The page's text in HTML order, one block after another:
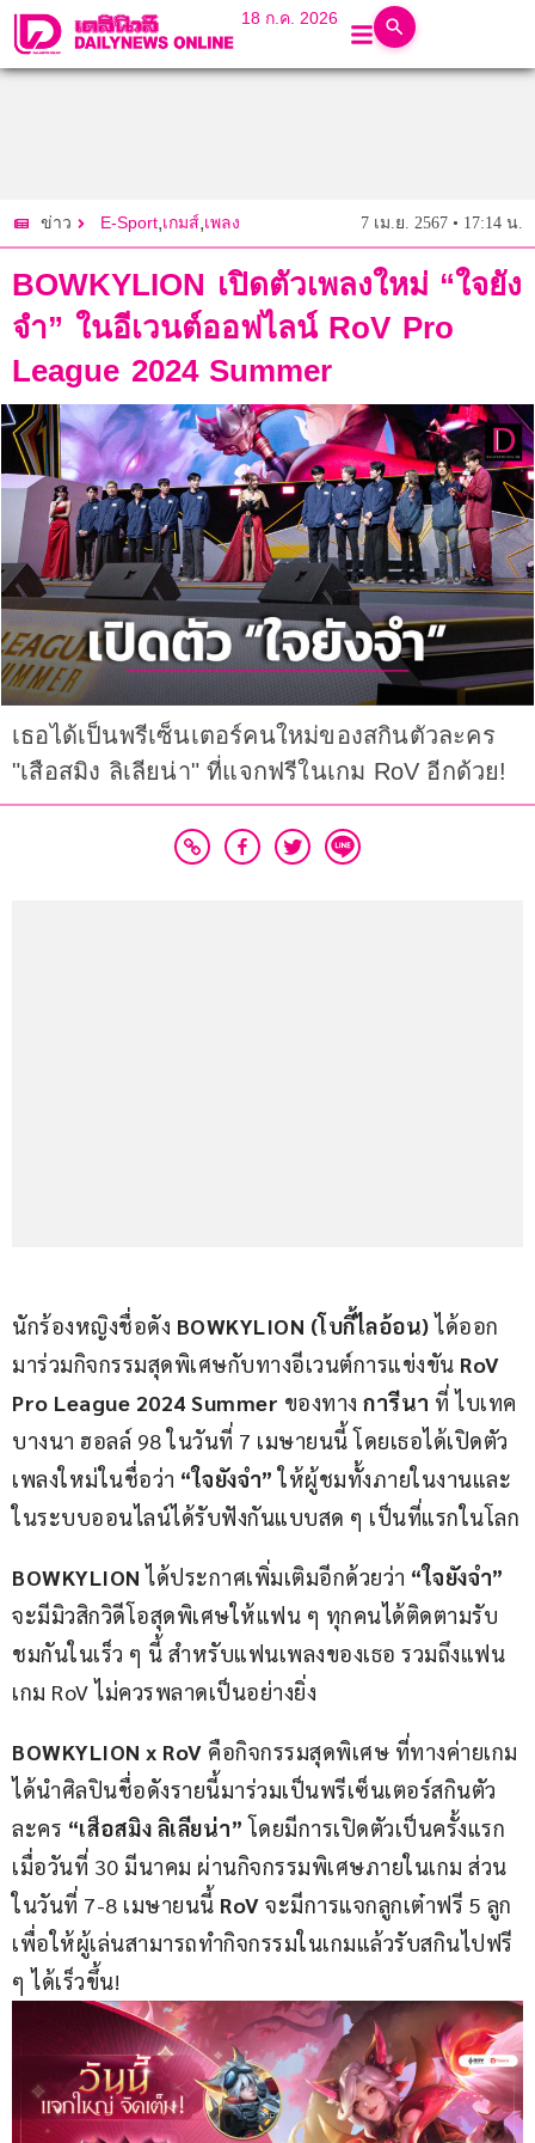
18 ก.ค. 2026
ข่าว E-Sport,เกมส์,เพลง 7 เม.ย. 2567 • 17:14 น.
BOWKYLION เปิดตัวเพลงใหม่ “ใจยัง
จำ” ในอีเวนต์ออฟไลน์ RoV Pro
League 2024 Summer
เธอได้เป็นพรีเซ็นเตอร์คนใหม่ของสกินตัวละคร
"เสือสมิง ลิเลียน่า" ที่แจกฟรีในเกม RoV อีกด้วย!
นักร้องหญิงชื่อดัง BOWKYLION (โบกี้ไลอ้อน) ได้ออก
มาร่วมกิจกรรมสุดพิเศษกับทางอีเวนต์การแข่งขัน RoV
Pro League 2024 Summer ของทาง การีนา ที่ ไบเทค
บางนา ฮอลล์ 98 ในวันที่ 7 เมษายนนี้ โดยเธอได้เปิดตัว
เพลงใหม่ในชื่อว่า “ใจยังจำ” ให้ผู้ชมทั้งภายในงานและ
ในระบบออนไลน์ได้รับฟังกันแบบสด ๆ เป็นที่แรกในโลก
BOWKYLION ได้ประกาศเพิ่มเติมอีกด้วยว่า “ใจยังจำ”
จะมีมิวสิกวิดีโอสุดพิเศษให้แฟน ๆ ทุกคนได้ติดตามรับ
ชมกันในเร็ว ๆ นี้ สำหรับแฟนเพลงของเธอ รวมถึงแฟน
เกม RoV ไม่ควรพลาดเป็นอย่างยิ่ง
BOWKYLION x RoV คือกิจกรรมสุดพิเศษ ที่ทางค่ายเกม
ได้นำศิลปินชื่อดังรายนี้มาร่วมเป็นพรีเซ็นเตอร์สกินตัว
ละคร “เสือสมิง ลิเลียน่า” โดยมีการเปิดตัวเป็นครั้งแรก
เมื่อวันที่ 30 มีนาคม ผ่านกิจกรรมพิเศษภายในเกม ส่วน
ในวันที่ 7-8 เมษายนนี้ RoV จะมีการแจกลูกเต๋าฟรี 5 ลูก
เพื่อให้ผู้เล่นสามารถทำกิจกรรมในเกมแล้วรับสกินไปฟรี
ๆ ได้เร็วขึ้น!